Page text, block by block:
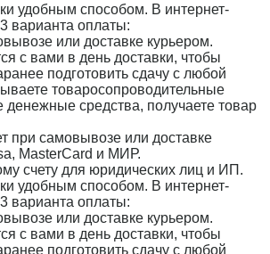
удобным способом. В интернет-
варианта оплаты:
или доставке курьером.
с вами в день доставки, чтобы
подготовить сдачу с любой
товаросопроводительные
денежные средства, получаете товар
при самовывозе или доставке
MasterCard и МИР.
счету для юридических лиц и ИП.
удобным способом. В интернет-
варианта оплаты:
или доставке курьером.
с вами в день доставки, чтобы
подготовить сдачу с любой